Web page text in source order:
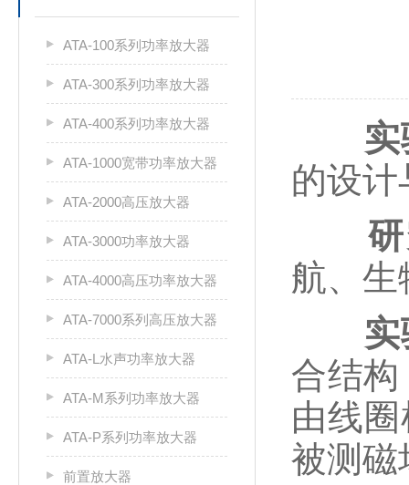
ATA-100系列功率放大器
ATA-300系列功率放大器
ATA-400系列功率放大器
ATA-1000宽带功率放大器
ATA-2000高压放大器
ATA-3000功率放大器
ATA-4000高压功率放大器
ATA-7000系列高压放大器
ATA-L水声功率放大器
ATA-M系列功率放大器
ATA-P系列功率放大器
前置放大器
的设计
航、生
合结
由线
被测磁